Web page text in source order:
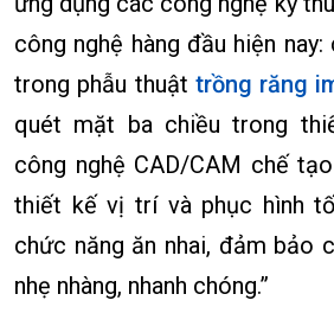
công nghệ hàng đầu hiện
trong phẫu thuật trồng răng
quét mặt ba chiều trong
công nghệ CAD/CAM chế
thiết kế vị trí và phục hình
chức năng ăn nhai, đảm bảo
nhẹ nhàng, nhanh chóng.”